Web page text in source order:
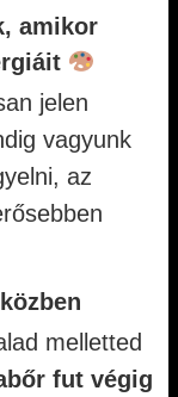
amikor
jelen
vagyunk
az
melletted
fut végig